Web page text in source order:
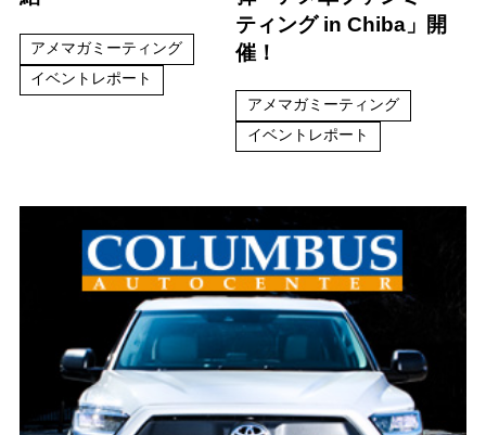
アメマガミーティング
イベントレポート
ティング in Chiba」開
催！
アメマガミーティング
イベントレポート